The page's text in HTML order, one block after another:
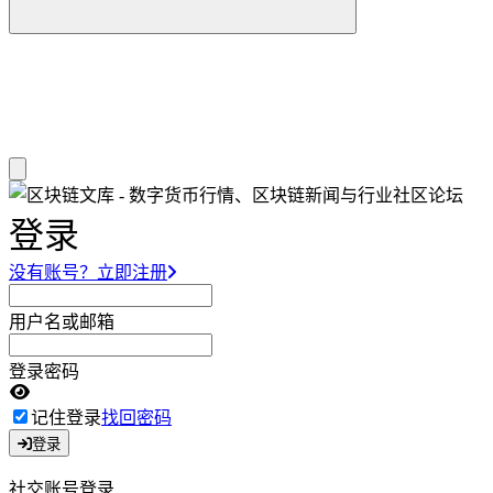
登录
没有账号？立即注册
用户名或邮箱
登录密码
记住登录找回密码
登录